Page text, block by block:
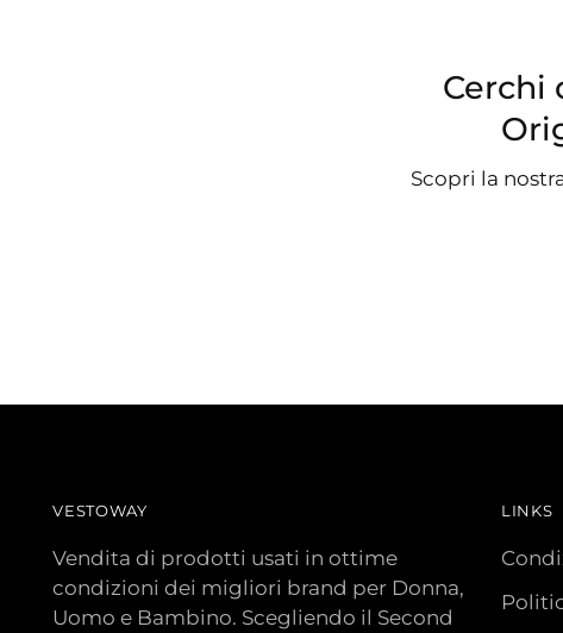
Cerchi
Scopri la
VESTOWAY
Vendita di prodotti usati in ottime
condizioni dei migliori brand per Donna,
Uomo e Bambino. Scegliendo il Second
LINKS